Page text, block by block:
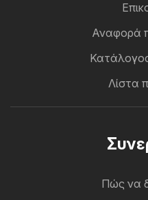
Αναφορά
Λίστα
Πώς να